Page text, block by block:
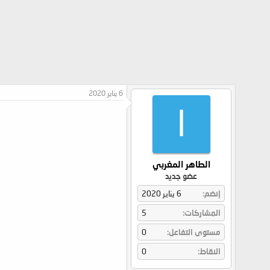
الطاهر المغربي
عضو جديد
إنضم
6 يناير 2020
المشاركات
5
مستوى التفاعل
0
النقاط
0
6 يناير 2020